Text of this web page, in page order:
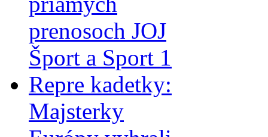
prenosoch JOJ
Šport a Sport 1
Repre kadetky:
Majsterky